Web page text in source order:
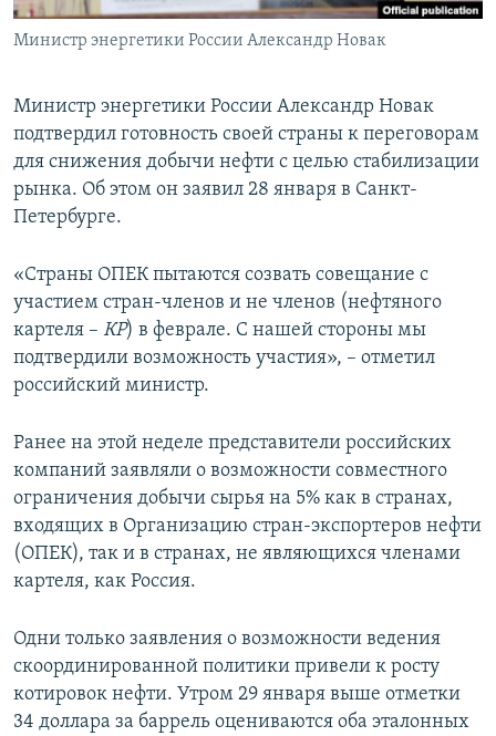
ELIFBE
УКРАИНСКАЯ ПРОБЛЕМА КРЫМА
Министр энергетики России Александр Новак
Министр энергетики России Александр Новак
подтвердил готовность своей страны к переговорам
для снижения добычи нефти с целью стабилизации
рынка. Об этом он заявил 28 января в Санкт-
Петербурге.
«Страны ОПЕК пытаются созвать совещание с
участием стран-членов и не членов (нефтяного
картеля – КР) в феврале. С нашей стороны мы
подтвердили возможность участия», – отметил
российский министр.
Ранее на этой неделе представители российских
компаний заявляли о возможности совместного
ограничения добычи сырья на 5% как в странах,
входящих в Организацию стран-экспортеров нефти
(ОПЕК), так и в странах, не являющихся членами
картеля, как Россия.
Одни только заявления о возможности ведения
скоординированной политики привели к росту
котировок нефти. Утром 29 января выше отметки
34 доллара за баррель оцениваются оба эталонных